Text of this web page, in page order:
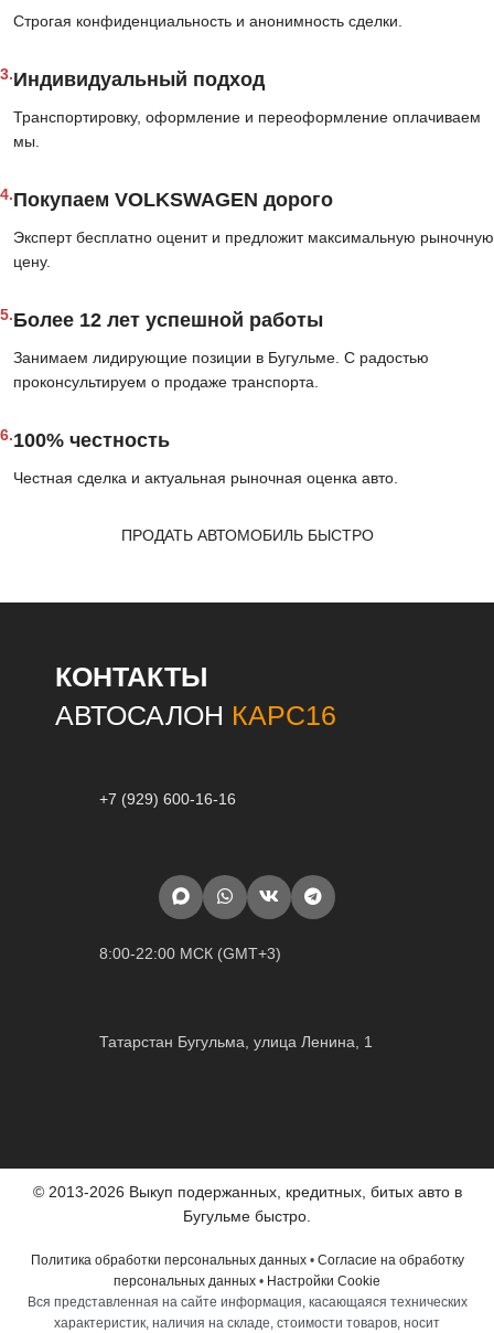
Строгая конфиденциальность и анонимность сделки.
3.Индивидуальный подход
Транспортировку, оформление и переоформление оплачиваем
мы.
4.Покупаем VOLKSWAGEN дорого
Эксперт бесплатно оценит и предложит максимальную рыночную
цену.
5.Более 12 лет успешной работы
Занимаем лидирующие позиции в Бугульме. С радостью
проконсультируем о продаже транспорта.
6.100% честность
Честная сделка и актуальная рыночная оценка авто.
ПРОДАТЬ АВТОМОБИЛЬ БЫСТРО
КОНТАКТЫ
АВТОСАЛОН КАРС16
+7 (929) 600-16-16
8:00-22:00 МСК (GMT+3)
Татарстан Бугульма, улица Ленина, 1
© 2013-2026 Выкуп подержанных, кредитных, битых авто в
Бугульме быстро.
Политика обработки персональных данных• Согласие на обработку
персональных данных • Настройки Cookie
Вся представленная на сайте информация, касающаяся технических
характеристик, наличия на складе, стоимости товаров, носит